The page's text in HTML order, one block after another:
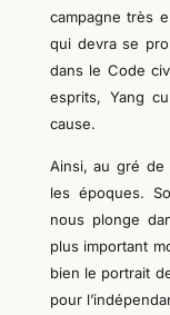
campagne très
qui devra se
dans le Code
esprits, Yang
cause.
Ainsi, au gré de
les époques.
nous plonge
plus important
bien le portrait
pour